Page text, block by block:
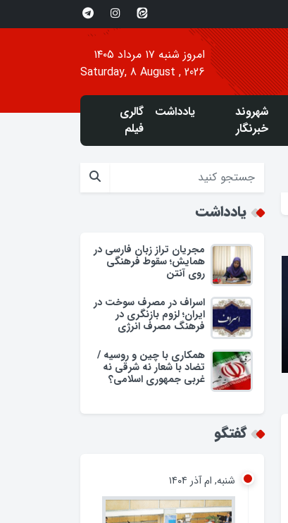
امروز شنبه ۱۷ مرداد ۱۴۰۵
Saturday, 8 August , 2026
شهروند
خبرنگار
یادداشت
گالری
فیلم
یادداشت
مجریان تراز زبان فارسی در
همایش؛ سقوط فرهنگی
روی آنتن
اسراف در مصرف سوخت در
ایران؛ لزوم بازنگری در
فرهنگ مصرف انرژی
همکاری با چین و روسیه /
تضاد با شعار نه شرقی نه
غربی جمهوری اسلامی؟
گفتگو
شنبه, ام آذر ۱۴۰۴